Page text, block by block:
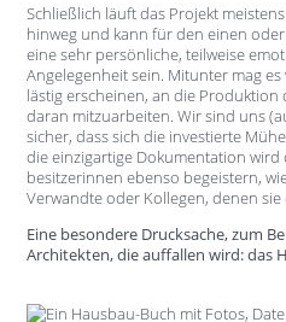
Schließlich läuft das Projekt
hinweg und kann für den einen
eine sehr persönliche, teilweise
Angelegenheit sein. Mitunter mag
lästig erscheinen, an die
daran mitzuarbeiten. Wir sind uns
sicher, dass sich die investierte
die einzigartige Dokumentation wird
besitzerinnen ebenso begeistern,
Verwandte oder Kollegen, denen
Eine besondere Drucksache, zum
Architekten, die auffallen wird: das